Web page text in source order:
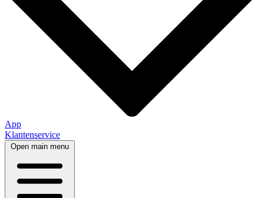
App
Klantenservice
Open main menu